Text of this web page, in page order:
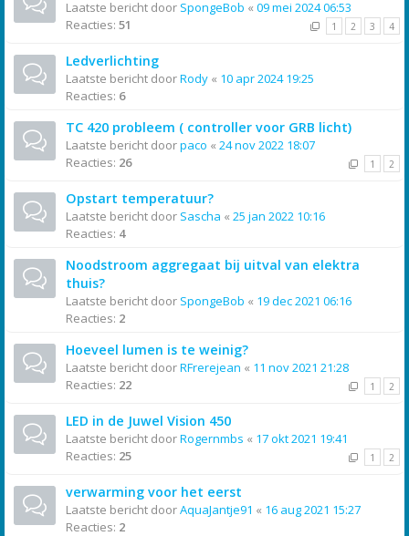
Laatste bericht door SpongeBob « 09 mei 2024 06:53
Reacties: 51 1 2 3 4
Ledverlichting
Laatste bericht doorRody « 10 apr 2024 19:25
Reacties: 6
TC 420 probleem ( controller voor GRB licht)
Laatste bericht doorpaco « 24 nov 2022 18:07
Reacties: 26 1 2
Opstart temperatuur?
Laatste bericht door Sascha « 25 jan 2022 10:16
Reacties: 4
Noodstroom aggregaat bij uitval van elektra
thuis?
Laatste bericht door SpongeBob « 19 dec 2021 06:16
Reacties: 2
Hoeveel lumen is te weinig?
Laatste bericht doorRFrerejean « 11 nov 2021 21:28
Reacties: 22 1 2
LED in de Juwel Vision 450
Laatste bericht doorRogernmbs « 17 okt 2021 19:41
Reacties: 25 1 2
verwarming voor het eerst
Laatste bericht doorAquaJantje91 « 16 aug 2021 15:27
Reacties: 2